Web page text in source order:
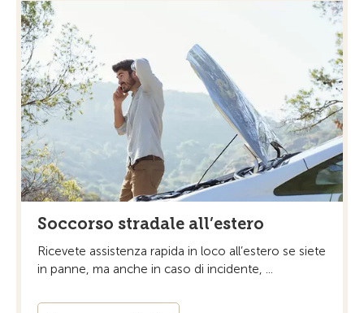
Soccorso stradale all’estero
Ricevete assistenza rapida in loco all’estero se siete
in panne, ma anche in caso di incidente, ...